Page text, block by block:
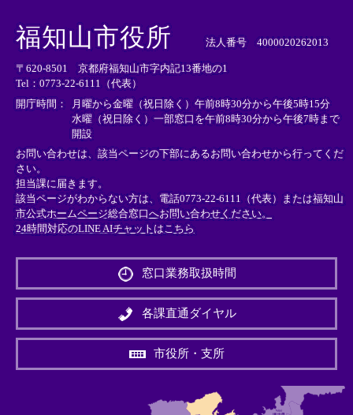
外
部
リ
ン
ク
＞
外
リ
ン
ク
＞
外
部
ン
ク
＞
福知山市役所 法人番号 4000020262013
〒620-8501 京都府福知山市字内記13番地の1
Tel：0773-22-6111（代表）
開庁時間： 月曜から金曜（祝日除く）午前8時30分から午後5時15分
水曜（祝日除く）一部窓口を午前8時30分から午後7時まで
開設
お問い合わせは、該当ページの下部にあるお問い合わせから行ってくだ
さい。
担当課に届きます。
該当ページがわからない方は、電話0773-22-6111（代表）または福知山
市公式ホームページ総合窓口へお問い合わせください。
24時間対応のLINE AIチャットはこちら
外
リ
ン
＞
窓口業務取扱時間
各課直通ダイヤル
市役所・支所